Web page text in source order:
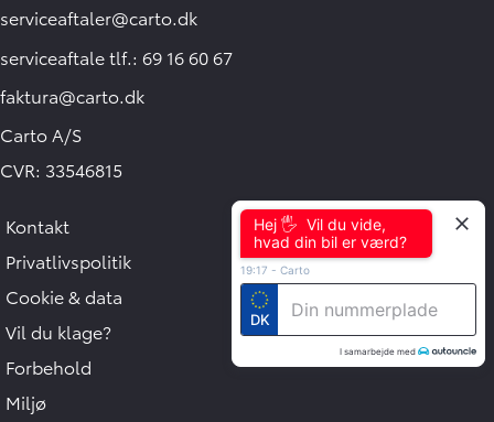
serviceaftaler@carto.dk
serviceaftale tlf.: 69 16 60 67
faktura@carto.dk
Carto A/S
CVR: 33546815
Kontakt
Privatlivspolitik
Cookie & data
Vil du klage?
Forbehold
Miljø
Hej 🖐 Vil du vide,
hvad din bil er værd?
19:17 - Carto
DK
I samarbejde med